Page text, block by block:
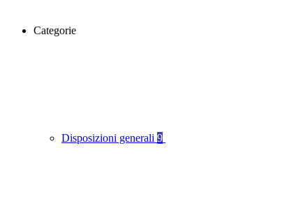
Categorie
Disposizioni generali 9